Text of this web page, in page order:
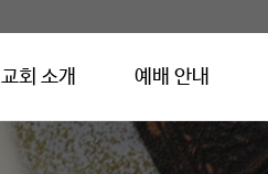
교회 소개 예배 안내